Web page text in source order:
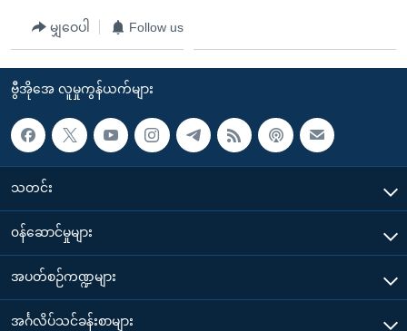
မျှဝေပါ Follow us
ဗွီအိုအေ လူမှုကွန်ယက်များ
သတင်း
၀န်ဆောင်မှုများ
အပတ်စဉ်ကဏ္ဍများ
အင်္ဂလိပ်သင်ခန်းစာများ